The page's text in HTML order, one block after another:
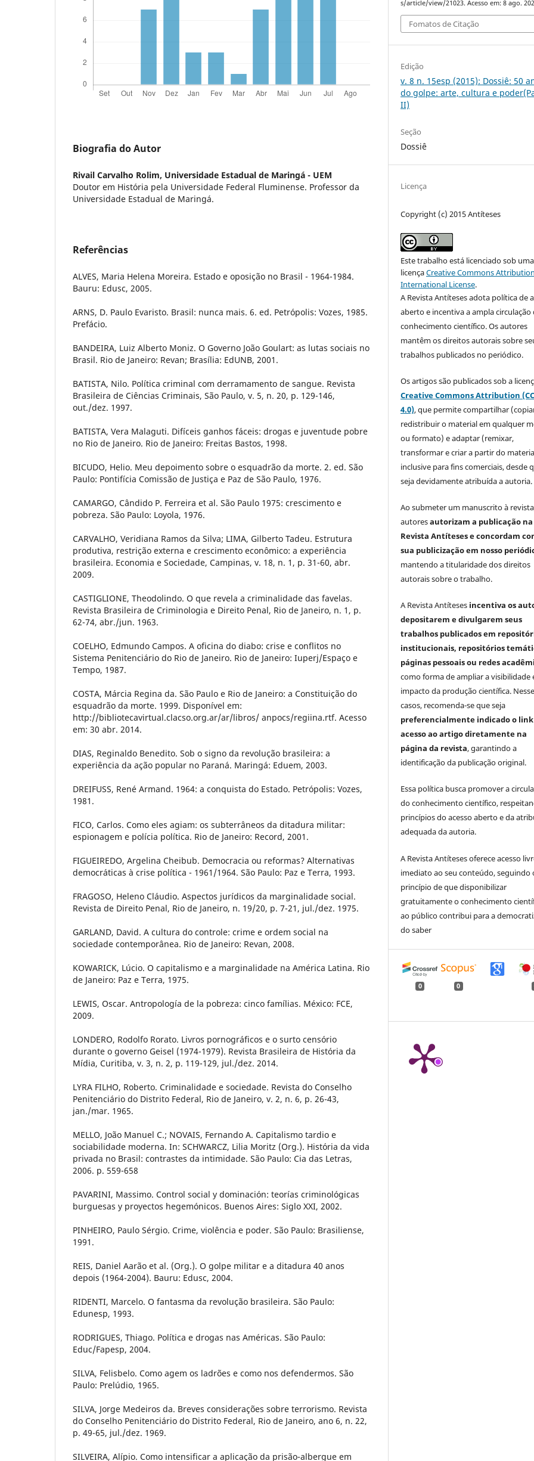
Biografia do Autor
Rivail Carvalho Rolim, Universidade Estadual de Maringá - UEM
Doutor em História pela Universidade Federal Fluminense. Professor da
Universidade Estadual de Maringá.
Referências
ALVES, Maria Helena Moreira. Estado e oposição no Brasil - 1964-1984.
Bauru: Edusc, 2005.
ARNS, D. Paulo Evaristo. Brasil: nunca mais. 6. ed. Petrópolis: Vozes, 1985.
Prefácio.
BANDEIRA, Luiz Alberto Moniz. O Governo João Goulart: as lutas sociais no
Brasil. Rio de Janeiro: Revan; Brasília: EdUNB, 2001.
BATISTA, Nilo. Política criminal com derramamento de sangue. Revista
Brasileira de Ciências Criminais, São Paulo, v. 5, n. 20, p. 129-146,
out./dez. 1997.
BATISTA, Vera Malaguti. Difíceis ganhos fáceis: drogas e juventude pobre
no Rio de Janeiro. Rio de Janeiro: Freitas Bastos, 1998.
BICUDO, Helio. Meu depoimento sobre o esquadrão da morte. 2. ed. São
Paulo: Pontifícia Comissão de Justiça e Paz de São Paulo, 1976.
CAMARGO, Cândido P. Ferreira et al. São Paulo 1975: crescimento e
pobreza. São Paulo: Loyola, 1976.
CARVALHO, Veridiana Ramos da Silva; LIMA, Gilberto Tadeu. Estrutura
produtiva, restrição externa e crescimento econômico: a experiência
brasileira. Economia e Sociedade, Campinas, v. 18, n. 1, p. 31-60, abr.
2009.
CASTIGLIONE, Theodolindo. O que revela a criminalidade das favelas.
Revista Brasileira de Criminologia e Direito Penal, Rio de Janeiro, n. 1, p.
62-74, abr./jun. 1963.
COELHO, Edmundo Campos. A oficina do diabo: crise e conflitos no
Sistema Penitenciário do Rio de Janeiro. Rio de Janeiro: Iuperj/Espaço e
Tempo, 1987.
COSTA, Márcia Regina da. São Paulo e Rio de Janeiro: a Constituição do
esquadrão da morte. 1999. Disponível em:
http://bibliotecavirtual.clacso.org.ar/ar/libros/ anpocs/regiina.rtf. Acesso
em: 30 abr. 2014.
DIAS, Reginaldo Benedito. Sob o signo da revolução brasileira: a
experiência da ação popular no Paraná. Maringá: Eduem, 2003.
DREIFUSS, René Armand. 1964: a conquista do Estado. Petrópolis: Vozes,
1981.
FICO, Carlos. Como eles agiam: os subterrâneos da ditadura militar:
espionagem e polícia política. Rio de Janeiro: Record, 2001.
FIGUEIREDO, Argelina Cheibub. Democracia ou reformas? Alternativas
democráticas à crise política - 1961/1964. São Paulo: Paz e Terra, 1993.
FRAGOSO, Heleno Cláudio. Aspectos jurídicos da marginalidade social.
Revista de Direito Penal, Rio de Janeiro, n. 19/20, p. 7-21, jul./dez. 1975.
GARLAND, David. A cultura do controle: crime e ordem social na
sociedade contemporânea. Rio de Janeiro: Revan, 2008.
KOWARICK, Lúcio. O capitalismo e a marginalidade na América Latina. Rio
de Janeiro: Paz e Terra, 1975.
LEWIS, Oscar. Antropología de la pobreza: cinco famílias. México: FCE,
2009.
LONDERO, Rodolfo Rorato. Livros pornográficos e o surto censório
durante o governo Geisel (1974-1979). Revista Brasileira de História da
Mídia, Curitiba, v. 3, n. 2, p. 119-129, jul./dez. 2014.
LYRA FILHO, Roberto. Criminalidade e sociedade. Revista do Conselho
Penitenciário do Distrito Federal, Rio de Janeiro, v. 2, n. 6, p. 26-43,
jan./mar. 1965.
MELLO, João Manuel C.; NOVAIS, Fernando A. Capitalismo tardio e
sociabilidade moderna. In: SCHWARCZ, Lilia Moritz (Org.). História da vida
privada no Brasil: contrastes da intimidade. São Paulo: Cia das Letras,
2006. p. 559-658
PAVARINI, Massimo. Control social y dominación: teorías criminológicas
burguesas y proyectos hegemónicos. Buenos Aires: Siglo XXI, 2002.
PINHEIRO, Paulo Sérgio. Crime, violência e poder. São Paulo: Brasiliense,
1991.
REIS, Daniel Aarão et al. (Org.). O golpe militar e a ditadura 40 anos
depois (1964-2004). Bauru: Edusc, 2004.
RIDENTI, Marcelo. O fantasma da revolução brasileira. São Paulo:
Edunesp, 1993.
RODRIGUES, Thiago. Política e drogas nas Américas. São Paulo:
Educ/Fapesp, 2004.
SILVA, Felisbelo. Como agem os ladrões e como nos defendermos. São
Paulo: Prelúdio, 1965.
SILVA, Jorge Medeiros da. Breves considerações sobre terrorismo. Revista
do Conselho Penitenciário do Distrito Federal, Rio de Janeiro, ano 6, n. 22,
p. 49-65, jul./dez. 1969.
SILVEIRA, Alípio. Como intensificar a aplicação da prisão-albergue em
s/article/view/21023. Acesso em: 8 ago.
Fomatos de Citação
Edição
v. 8 n. 15esp (2015): Dossiê: 50
do golpe: arte, cultura e
II)
Seção
Dossiê
Licença
Copyright (c) 2015 Antíteses
Este trabalho está licenciado sob uma
licençaCreative Commons
International License.
A Revista Antíteses adota política de
aberto e incentiva a ampla circulação
conhecimento científico. Os autores
mantêm os direitos autorais sobre
trabalhos publicados no periódico.
Os artigos são publicados sob a
Creative Commons Attribution
4.0), que permite compartilhar
redistribuir o material em qualquer
ou formato) e adaptar (remixar,
transformar e criar a partir do
inclusive para fins comerciais, desde
seja devidamente atribuída a autoria.
Ao submeter um manuscrito à
autoresautorizam a publicação na
Revista Antíteses e concordam
sua publicização em nosso
mantendo a titularidade dos direitos
autorais sobre o trabalho.
A Revista Antíteses incentiva os
depositarem e divulgarem seus
trabalhos publicados em
institucionais, repositórios
páginas pessoais ou redes
como forma de ampliar a visibilidade
impacto da produção científica.
casos, recomenda-se que seja
preferencialmente indicado o
acesso ao artigo diretamente na
página da revista, garantindo a
identificação da publicação original.
Essa política busca promover a
do conhecimento científico,
princípios do acesso aberto e da
adequada da autoria.
A Revista Antíteses oferece acesso
imediato ao seu conteúdo, seguindo
princípio de que disponibilizar
gratuitamente o conhecimento
ao público contribui para a
do saber
0 0